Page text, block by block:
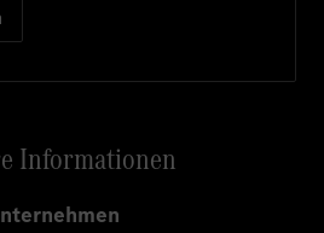
Informationen